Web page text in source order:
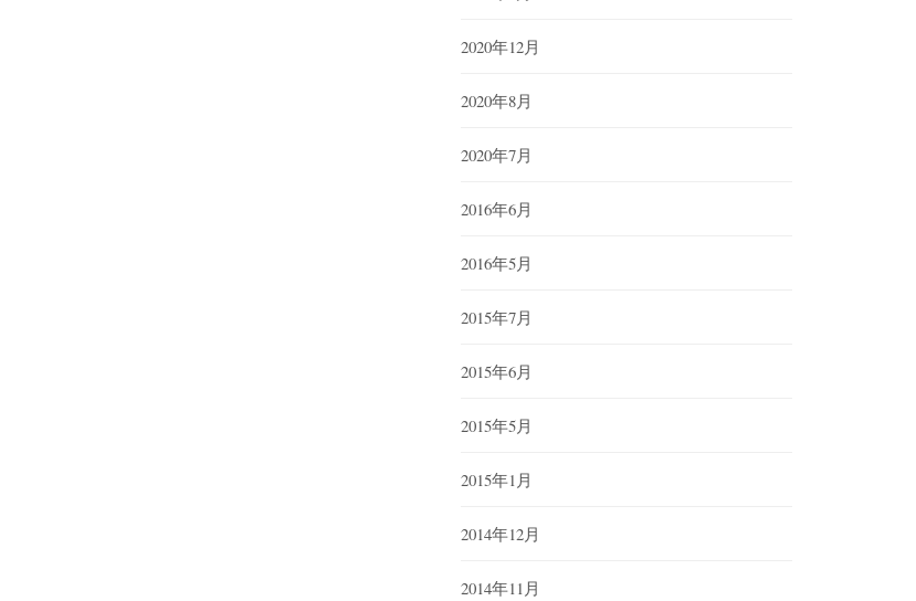
2020年12月
2020年8月
2020年7月
2016年6月
2016年5月
2015年7月
2015年6月
2015年5月
2015年1月
2014年12月
2014年11月